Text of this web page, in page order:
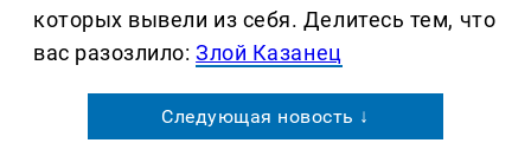
которых вывели из себя. Делитеcь тем, что
вас разозлило:Злой Казанец
Следующая новость ↓